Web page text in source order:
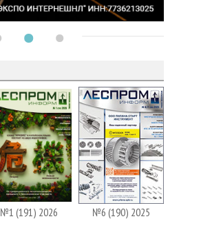
№1 (191) 2026 №6 (190) 2025